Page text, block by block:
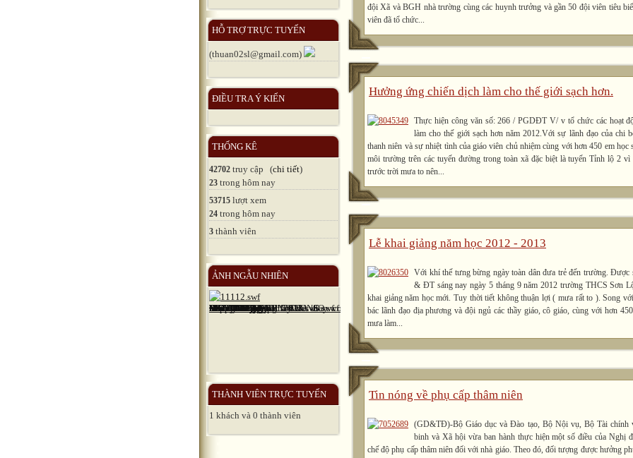
HỖ TRỢ TRỰC TUYẾN
(thuan02sl@gmail.com)
ĐIỀU TRA Ý KIẾN
THỐNG KÊ
42702 truy cập (chi tiết)
23 trong hôm nay
53715 lượt xem
24 trong hôm nay
3 thành viên
ẢNH NGẪU NHIÊN
THÀNH VIÊN TRỰC TUYẾN
1 khách và 0 thành viên
đội Xã và BGH nhà trường cùng các huynh trưởng và gần 50 đội viên tiêu
viên đã tổ chức...
Hưởng ứng chiến dịch làm cho thế giới sạch hơn.
Thực hiện công văn số: 266 / PGDĐT V/ v tổ chức các hoạt
làm cho thế giới sạch hơn năm 2012.Với sự lãnh đạo của chi
thanh niên và sự nhiệt tình của giáo viên chủ nhiệm cùng với hơn 450 em học
môi trường trên các tuyến đường trong toàn xã đặc biệt là tuyến Tỉnh lộ 2
trước trời mưa to nên...
Lễ khai giảng năm học 2012 - 2013
Với khí thế tưng bừng ngày toàn dân đưa trẻ đến trường. Được
& ĐT sáng nay ngày 5 tháng 9 năm 2012 trường THCS Sơn
khai giảng năm học mới. Tuy thời tiết không thuận lợi ( mưa rất to ). Song
bác lãnh đạo địa phương và đội ngủ các thầy giáo, cô giáo, cùng với hơn
mưa làm...
Tin nóng về phụ cấp thâm niên
(GD&TĐ)-Bộ Giáo dục và Đào tạo, Bộ Nội vụ, Bộ Tài chính
binh và Xã hội vừa ban hành thực hiện một số điều của Nghị
chế độ phụ cấp thâm niên đối với nhà giáo. Theo đó, đối tượng được hưởng